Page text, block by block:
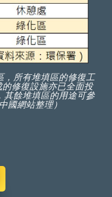
，所有堆填區的修復工
修復設施亦已全面投
其餘堆填區的用途可參
國網站整理）